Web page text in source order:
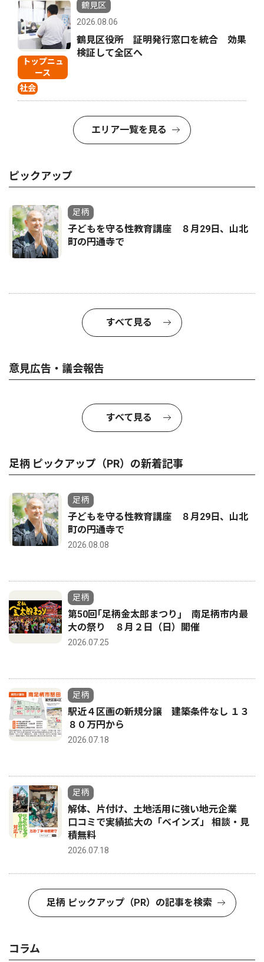
トップニュ
ース
社会
鶴見区
2026.08.06
鶴見区役所 証明発行窓口を統合 効果
検証して全区へ
エリア一覧を見る
ピックアップ
足柄
子どもを守る性教育講座 ８月29日、山北
町の円通寺で
すべて見る
意見広告・議会報告
すべて見る
足柄 ピックアップ（PR）の新着記事
足柄
子どもを守る性教育講座 ８月29日、山北
町の円通寺で
2026.08.08
足柄
第50回｢足柄金太郎まつり｣ 南足柄市内最
大の祭り ８月２日（日）開催
2026.07.25
足柄
駅近４区画の新規分譲 建築条件なし １３
８０万円から
2026.07.18
足柄
解体、片付け、土地活用に強い地元企業
口コミで実績拡大の「ベインズ」 相談・見
積無料
2026.07.18
足柄 ピックアップ（PR）の記事を検索
コラム